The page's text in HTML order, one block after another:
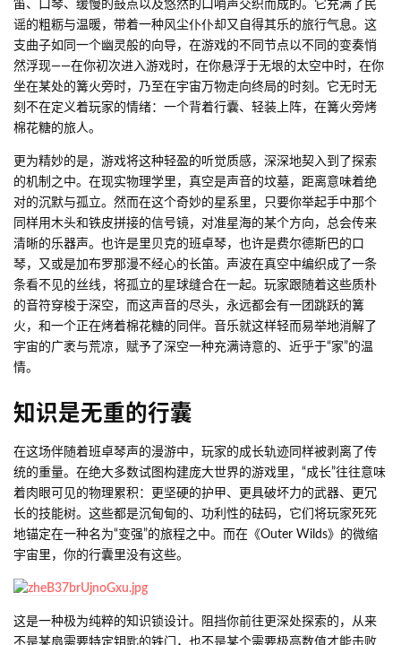
笛、口琴、缓慢的鼓点以及悠然的口哨声交织而成的。它充满了民
谣的粗粝与温暖，带着一种风尘仆仆却又自得其乐的旅行气息。这
支曲子如同一个幽灵般的向导，在游戏的不同节点以不同的变奏悄
然浮现——在你初次进入游戏时，在你悬浮于无垠的太空中时，在你
坐在某处的篝火旁时，乃至在宇宙万物走向终局的时刻。它无时无
刻不在定义着玩家的情绪：一个背着行囊、轻装上阵，在篝火旁烤
棉花糖的旅人。
更为精妙的是，游戏将这种轻盈的听觉质感，深深地契入到了探索
的机制之中。在现实物理学里，真空是声音的坟墓，距离意味着绝
对的沉默与孤立。然而在这个奇妙的星系里，只要你举起手中那个
同样用木头和铁皮拼接的信号镜，对准星海的某个方向，总会传来
清晰的乐器声。也许是里贝克的班卓琴，也许是费尔德斯巴的口
琴，又或是加布罗那漫不经心的长笛。声波在真空中编织成了一条
条看不见的丝线，将孤立的星球缝合在一起。玩家跟随着这些质朴
的音符穿梭于深空，而这声音的尽头，永远都会有一团跳跃的篝
火，和一个正在烤着棉花糖的同伴。音乐就这样轻而易举地消解了
宇宙的广袤与荒凉，赋予了深空一种充满诗意的、近乎于“家”的温
情。
知识是无重的行囊
在这场伴随着班卓琴声的漫游中，玩家的成长轨迹同样被剥离了传
统的重量。在绝大多数试图构建庞大世界的游戏里，“成长”往往意味
着肉眼可见的物理累积：更坚硬的护甲、更具破坏力的武器、更冗
长的技能树。这些都是沉甸甸的、功利性的砝码，它们将玩家死死
地锚定在一种名为“变强”的旅程之中。而在《Outer Wilds》的微缩
宇宙里，你的行囊里没有这些。
这是一种极为纯粹的知识锁设计。阻挡你前往更深处探索的，从来